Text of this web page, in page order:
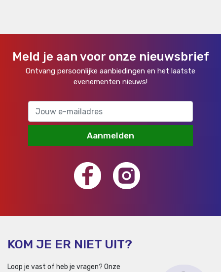
Meld je aan voor onze nieuwsbrief
Ontvang persoonlijke aanbiedingen en het laatste
evenementen nieuws!
Aanmelden
KOM JE ER NIET UIT?
Loop je vast of heb je vragen? Onze